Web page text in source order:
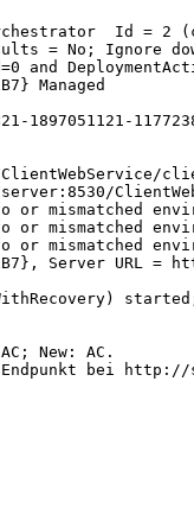
Id = 2
= No; Ignore
and
Managed
Server
New: AC.
Endpunkt bei